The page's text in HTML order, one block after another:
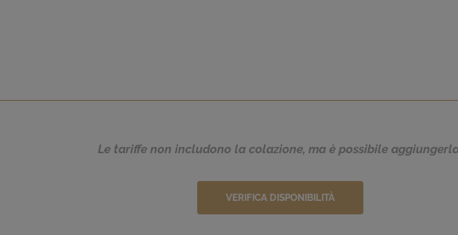
Le tariffe non includono la colazione, ma è possibile
VERIFICA DISPONIBILITÀ